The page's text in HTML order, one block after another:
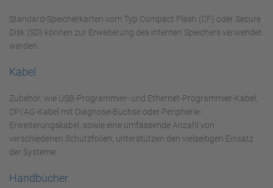
Standard-Speicherkarten vom Typ Compact Flash (CF) oder Secure
Disk (SD) können zur Erweiterung des internen Speichers verwendet
werden.
Kabel
Zubehör, wie USB-Programmier- und Ethernet-Programmier-Kabel,
OP/AG-Kabel mit Diagnose-Buchse oder Peripherie-
Erweiterungskabel, sowie eine umfassende Anzahl von
verschiedenen Schutzfolien, unterstützen den vielseitigen Einsatz
der Systeme.
Handbücher